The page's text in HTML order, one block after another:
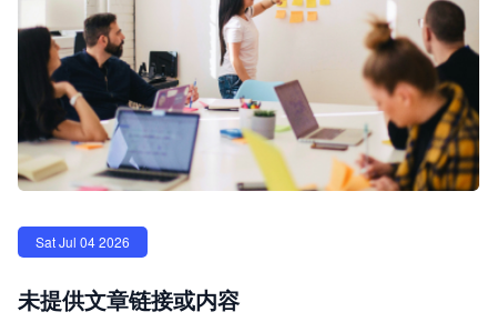
Sat Jul 04 2026
未提供文章链接或内容